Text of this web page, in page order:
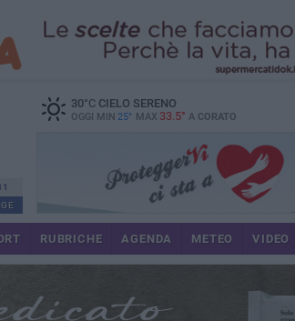
30°CCIELO SERENO
OGGI MIN 25° MAX 33.5° A CORATO
RUBRICHE AGENDA METEO VIDEO